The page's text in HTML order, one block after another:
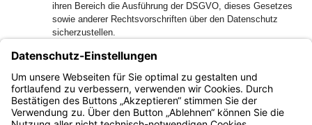
ihren Bereich die Ausführung der DSGVO, dieses Gesetzes
sowie anderer Rechtsvorschriften über den Datenschutz
sicherzustellen.
(2) Verantwortlicher für die Verarbeitung personenbezogener
Daten im Sinne der DSGVO ist die für die Verarbeitung
zuständige öffentliche Stelle, soweit nichts anderes
bestimmt ist.